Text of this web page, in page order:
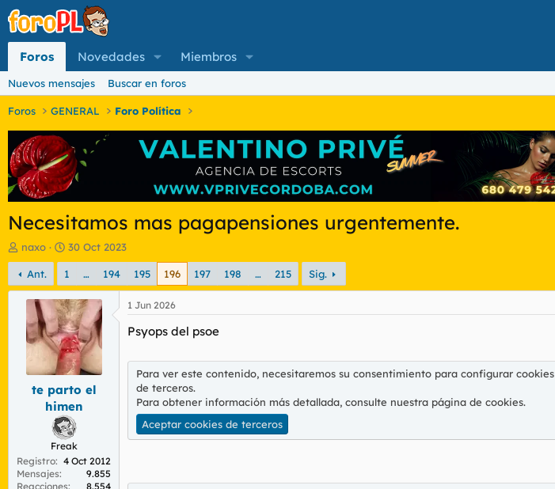
Foros Novedades Miembros
Nuevos mensajes Buscar en foros
Foros GENERAL Foro Política
Necesitamos mas pagapensiones urgentemente.
I
n
i
c
d
o
d
a
naxo
F
e
c
h
a
d
e
i
n
i
c
i
o
30 Oct 2023
Ant. 1 … 194 195 196 197 198 … 215 Sig.
te parto el
himen
Freak
Registro
4 Oct 2012
Mensajes
9.855
Reacciones
8.554
1 Jun 2026
Psyops del psoe
Para ver este contenido, necesitaremos su consentimiento para configurar cookies
de terceros.
Para obtener información más detallada, consulte nuestra página de cookies.
Aceptar cookies de terceros